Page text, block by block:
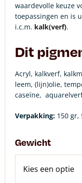
waardevolle keuze
toepassingen en is
i.c.m. kalk(verf).
Dit
Acryl, kalkverf,
leem, (lijn)olie,
caseïne,
Verpakking: 150 gr,
Gewicht